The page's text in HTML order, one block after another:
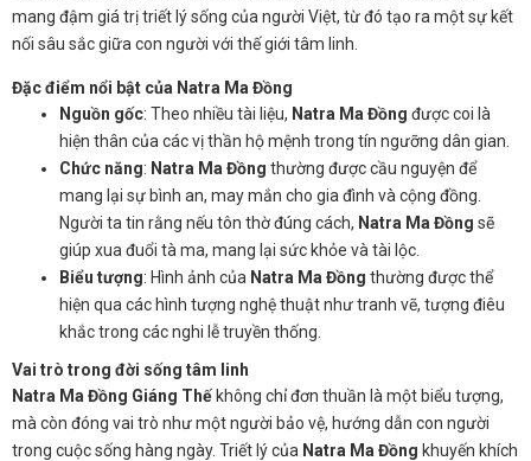
mang đậm giá trị triết lý sống của người Việt, từ đó tạo ra một sự kết
nối sâu sắc giữa con người với thế giới tâm linh.
Đặc điểm nổi bật của Natra Ma Đồng
Nguồn gốc: Theo nhiều tài liệu, Natra Ma Đồng được coi là
hiện thân của các vị thần hộ mệnh trong tín ngưỡng dân gian.
Chức năng: Natra Ma Đồng thường được cầu nguyện để
mang lại sự bình an, may mắn cho gia đình và cộng đồng.
Người ta tin rằng nếu tôn thờ đúng cách, Natra Ma Đồng sẽ
giúp xua đuổi tà ma, mang lại sức khỏe và tài lộc.
Biểu tượng: Hình ảnh của Natra Ma Đồng thường được thể
hiện qua các hình tượng nghệ thuật như tranh vẽ, tượng điêu
khắc trong các nghi lễ truyền thống.
Vai trò trong đời sống tâm linh
Natra Ma Đồng Giáng Thế không chỉ đơn thuần là một biểu tượng,
mà còn đóng vai trò như một người bảo vệ, hướng dẫn con người
trong cuộc sống hàng ngày. Triết lý của Natra Ma Đồng khuyến khích